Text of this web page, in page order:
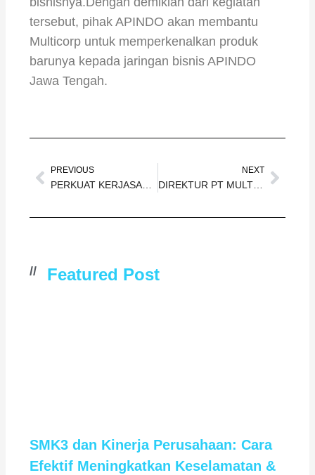
tersebut, pihak APINDO akan membantu
Multicorp untuk memperkenalkan produk
barunya kepada jaringan bisnis APINDO
Jawa Tengah.
Prev
PREVIOUS
PERKUAT KERJASAMA DENGAN STAKE HOLDER, DIREKTUR MSI LAKUKAN KUNJUNGAN KERJA KE BEBERAPA ASOSIASI
NEXT
DIREKTUR PT MULTI SERTIFIKASI INDONESIA GANDENG ABUJAPI JAWA TIMUR UNTUK PENGEMBANGAN JARINGAN BISNIS
Next
// Featured Post
SMK3 dan Kinerja Perusahaan: Cara
Efektif Meningkatkan Keselamatan &